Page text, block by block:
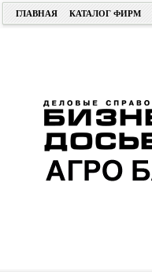
ГЛАВНАЯ КАТАЛОГ ФИРМ